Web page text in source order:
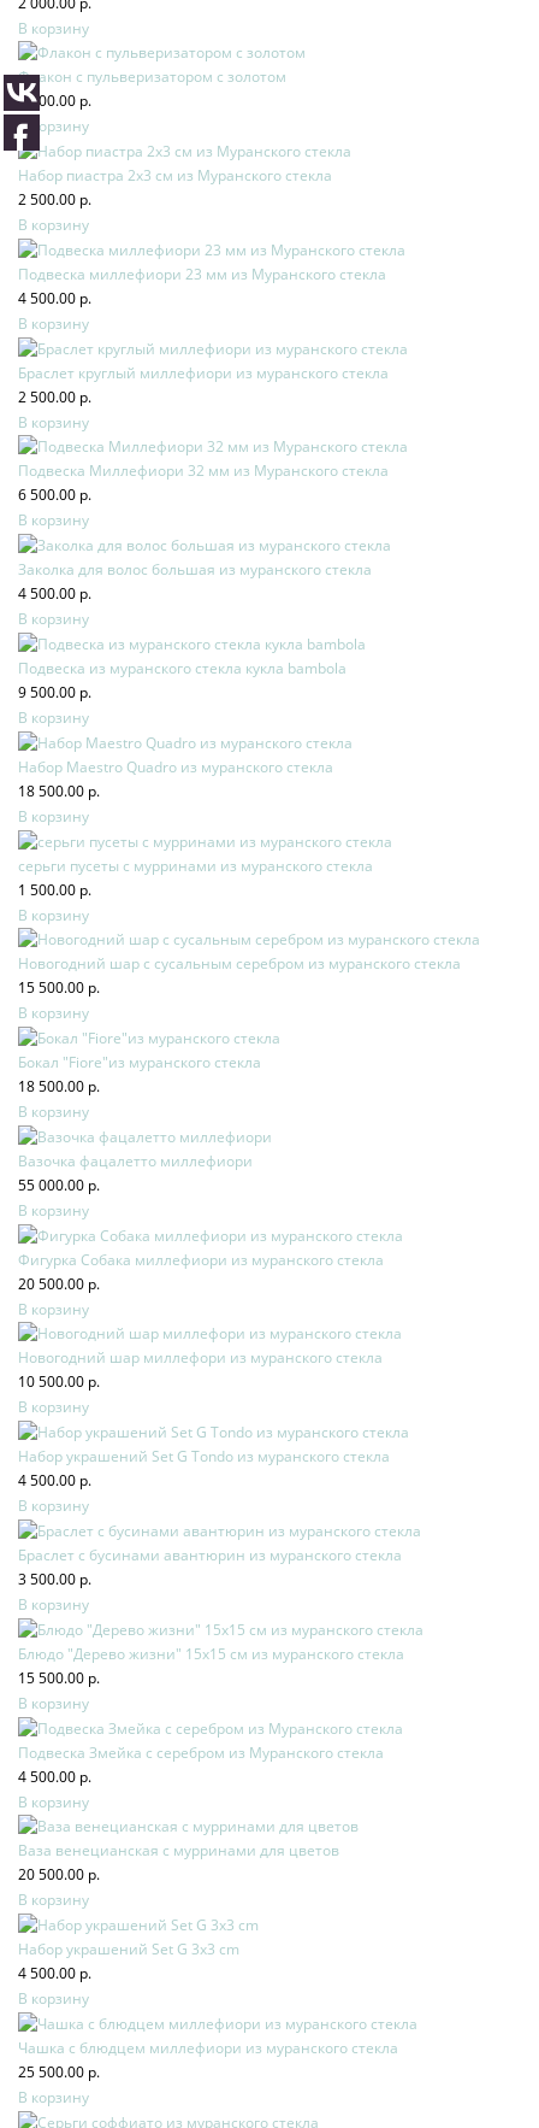
В корзину
Флакон с пульверизатором с золотом
4 500.00 р.
В корзину
Набор пиастра 2х3 см из Муранского стекла
2 500.00 р.
В корзину
Подвеска миллефиори 23 мм из Муранского стекла
4 500.00 р.
В корзину
Браслет круглый миллефиори из муранского стекла
2 500.00 р.
В корзину
Подвеска Миллефиори 32 мм из Муранского стекла
6 500.00 р.
В корзину
Заколка для волос большая из муранского стекла
4 500.00 р.
В корзину
Подвеска из муранского стекла кукла bambola
9 500.00 р.
В корзину
Набор Maestro Quadro из муранского стекла
18 500.00 р.
В корзину
серьги пусеты с мурринами из муранского стекла
1 500.00 р.
В корзину
Новогодний шар с сусальным серебром из муранского стекла
15 500.00 р.
В корзину
Бокал "Fiore"из муранского стекла
18 500.00 р.
В корзину
Вазочка фацалетто миллефиори
55 000.00 р.
В корзину
Фигурка Собака миллефиори из муранского стекла
20 500.00 р.
В корзину
Новогодний шар миллефори из муранского стекла
10 500.00 р.
В корзину
Набор украшений Set G Tondo из муранского стекла
4 500.00 р.
В корзину
Браслет с бусинами авантюрин из муранского стекла
3 500.00 р.
В корзину
Блюдо "Дерево жизни" 15х15 см из муранского стекла
15 500.00 р.
В корзину
Подвеска Змейка с серебром из Муранского стекла
4 500.00 р.
В корзину
Ваза венецианская с мурринами для цветов
20 500.00 р.
В корзину
Набор украшений Set G 3x3 cm
4 500.00 р.
В корзину
Чашка с блюдцем миллефиори из муранского стекла
25 500.00 р.
В корзину